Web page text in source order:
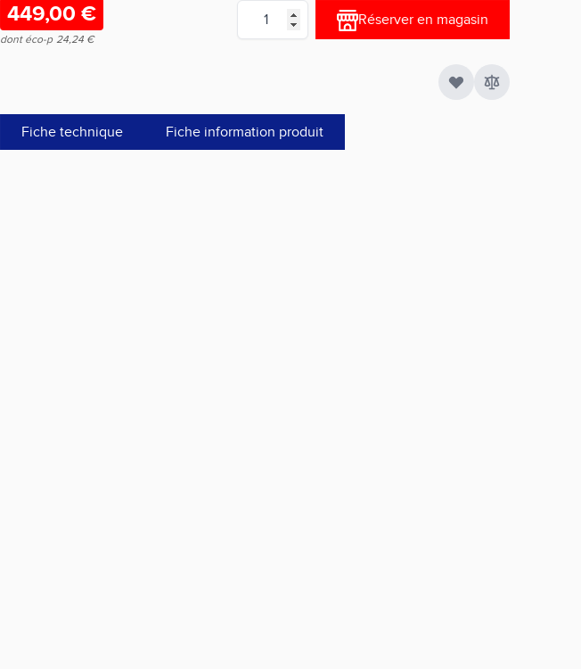
449,00 €
dont éco-p 24,24 €
Quantité
Réserver en magasin
Fiche technique Fiche information produit